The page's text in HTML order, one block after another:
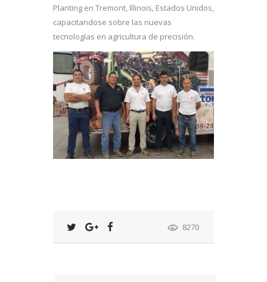
Planting en Tremont, Illinois, Estados Unidos,
capacitandose sobre las nuevas
tecnologías en agricultura de precisión.
8270